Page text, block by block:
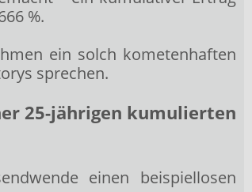
%.
ein solch kometenhaften
sprechen.
25-jährigen kumulierten
einen beispiellosen